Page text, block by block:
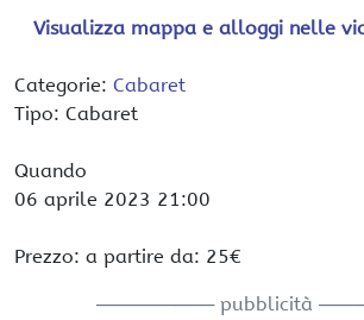
Visualizza mappa e alloggi nelle
Categorie: Cabaret
Tipo: Cabaret
Quando
06 aprile 2023 21:00
Prezzo: a partire da: 25€
───────── pubblicità